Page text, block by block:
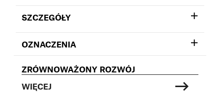
SZCZEGÓŁY
OZNACZENIA
ZRÓWNOWAŻONY ROZWÓJ
WIĘCEJ